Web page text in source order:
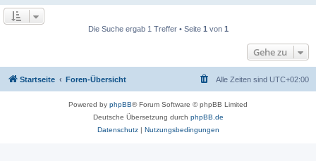
Die Suche ergab 1 Treffer • Seite 1 von 1
Gehe zu
Startseite Foren-Übersicht Alle Zeiten sind UTC+02:00
Powered by phpBB® Forum Software © phpBB Limited
Deutsche Übersetzung durch phpBB.de
Datenschutz| Nutzungsbedingungen